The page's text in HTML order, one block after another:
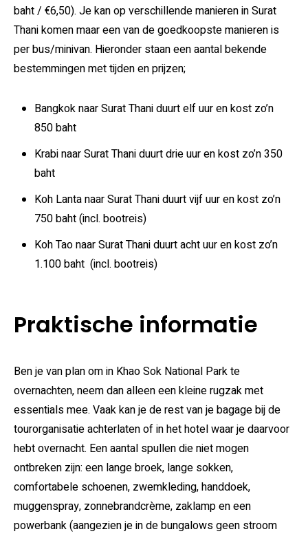
baht / €6,50). Je kan op verschillende manieren in Surat
Thani komen maar een van de goedkoopste manieren is
per bus/minivan. Hieronder staan een aantal bekende
bestemmingen met tijden en prijzen;
Bangkok naar Surat Thani duurt elf uur en kost zo’n
850 baht
Krabi naar Surat Thani duurt drie uur en kost zo’n 350
baht
Koh Lanta naar Surat Thani duurt vijf uur en kost zo’n
750 baht (incl. bootreis)
Koh Tao naar Surat Thani duurt acht uur en kost zo’n
1.100 baht (incl. bootreis)
Praktische informatie
Ben je van plan om in Khao Sok National Park te
overnachten, neem dan alleen een kleine rugzak met
essentials mee. Vaak kan je de rest van je bagage bij de
tourorganisatie achterlaten of in het hotel waar je daarvoor
hebt overnacht. Een aantal spullen die niet mogen
ontbreken zijn: een lange broek, lange sokken,
comfortabele schoenen, zwemkleding, handdoek,
muggenspray, zonnebrandcrème, zaklamp en een
powerbank (aangezien je in de bungalows geen stroom